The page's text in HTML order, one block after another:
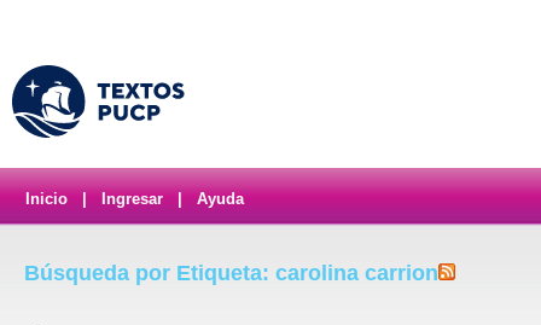
Inicio Ingresar Ayuda
Búsqueda por Etiqueta: carolina carrion